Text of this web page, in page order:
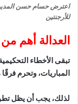
اعترض حسام حسن
للأرجنتين
العدالة أهم
تبقى الأخطاء
المباريات، وتحرم
لذلك، يجب أن يظل